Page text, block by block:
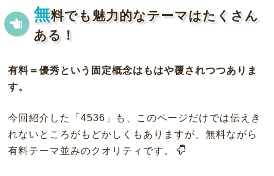
無料でも魅力的なテーマはたくさん
ある！
有料＝優秀という固定概念はもはや覆されつつありま
す。
今回紹介した「4536」も、このページだけでは伝えき
れないところがもどかしくもありますが、無料ながら
有料テーマ並みのクオリティです。